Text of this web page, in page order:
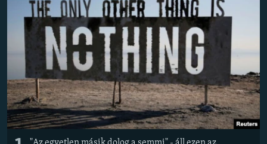
KÖVESSEN MINKET!
Valamennyi RFE/RL weboldal